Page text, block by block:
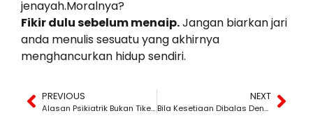
jenayah.Moralnya?
Fikir dulu sebelum menaip.Jangan biarkan jari
anda menulis sesuatu yang akhirnya
menghancurkan hidup sendiri.
PREVIOUS
Alasan Psikiatrik Bukan Tiket Lepas Dari Kes Cabul
NEXT
Bila Kesetiaan Dibalas Dengan Paksaan Berhenti Kerja